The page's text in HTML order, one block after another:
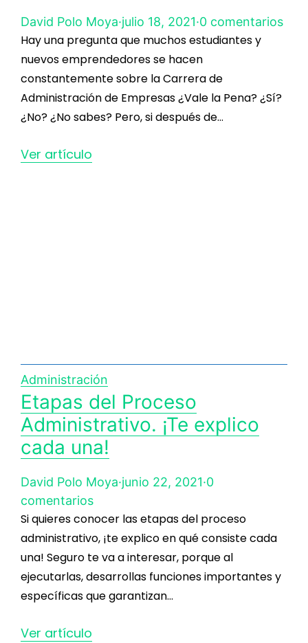
David Polo Moya·julio 18, 2021·0 comentarios
Hay una pregunta que muchos estudiantes y
nuevos emprendedores se hacen
constantemente sobre la Carrera de
Administración de Empresas ¿Vale la Pena? ¿Sí?
¿No? ¿No sabes? Pero, si después de…
Ver artículo
Administración
Etapas del Proceso
Administrativo. ¡Te explico
cada una!
David Polo Moya·junio 22, 2021·0
comentarios
Si quieres conocer las etapas del proceso
administrativo, ¡te explico en qué consiste cada
una! Seguro te va a interesar, porque al
ejecutarlas, desarrollas funciones importantes y
específicas que garantizan…
Ver artículo